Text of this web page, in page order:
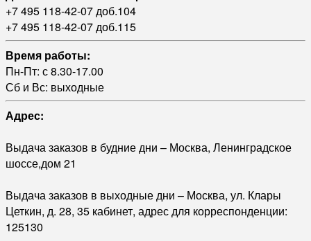
+7 495 118-42-07 доб.104
+7 495 118-42-07 доб.115
Время работы:
Пн-Пт: с 8.30-17.00
Сб и Вс: выходные
Адрес:
Выдача заказов в будние дни – Москва, Ленинградское
шоссе,дом 21
Выдача заказов в выходные дни – Москва, ул. Клары
Цеткин, д. 28, 35 кабинет, адрес для корреспонденции:
125130